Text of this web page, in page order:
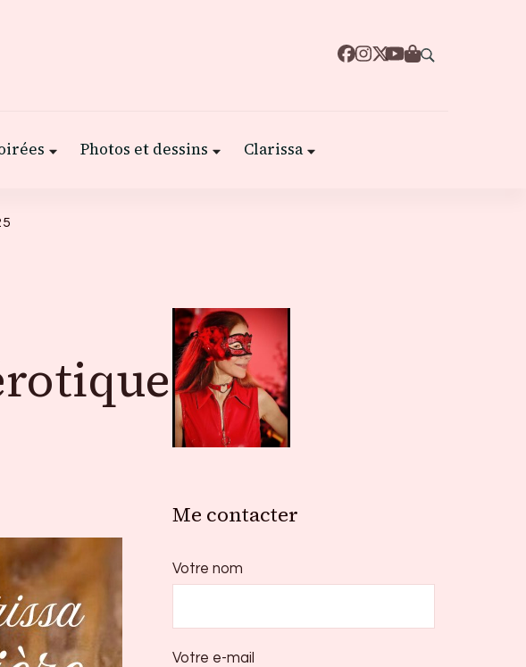
Photos et dessins Clarissa
Me contacter
Votre nom
Votre e-mail